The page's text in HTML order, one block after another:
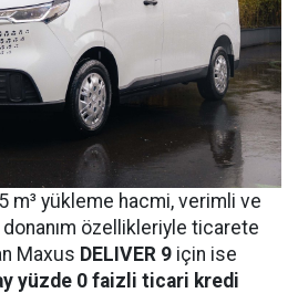
m³ yükleme hacmi, verimli ve
özellikleriyle ticarete
Maxus DELIVER 9 için ise
yüzde 0 faizli ticari kredi